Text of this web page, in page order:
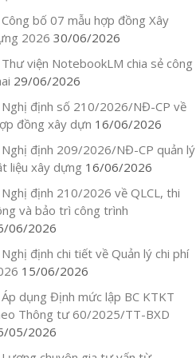
Công bố 07 mẫu hợp đồng Xây
2026 30/06/2026
Thư viện NotebookLM chia sẻ công
29/06/2026
Nghị định số 210/2026/NĐ-CP về
đồng xây dựn 16/06/2026
Nghị định 209/2026/NĐ-CP quản lý
liệu xây dựng 16/06/2026
Nghị định 210/2026 về QLCL, thi
và bảo trì công trình
06/2026
Nghị định chi tiết về Quản lý chi phí
15/06/2026
Áp dụng Định mức lập BC KTKT
Thông tư 60/2025/TT-BXD
05/2026